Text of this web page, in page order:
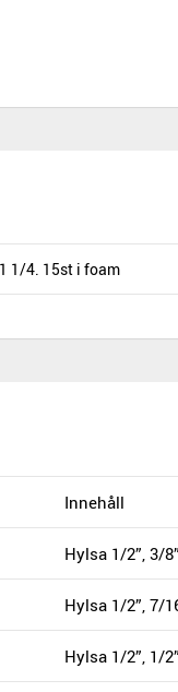
1/4. 15st i foam
Innehåll
Hylsa 1/2”, 3/
Hylsa 1/2”, 7/
Hylsa 1/2”, 1/